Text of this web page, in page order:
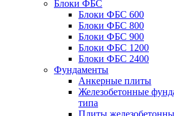
Блоки ФБС
Блоки ФБС 600
Блоки ФБС 800
Блоки ФБС 900
Блоки ФБС 1200
Блоки ФБС 2400
Фундаменты
Анкерные плиты
Железобетонные
типа
Плиты